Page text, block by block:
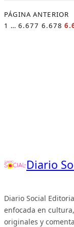
PÁGINA ANTERIOR
1 … 6.677 6.678
Diario
Diario Social
enfocada en
originales y